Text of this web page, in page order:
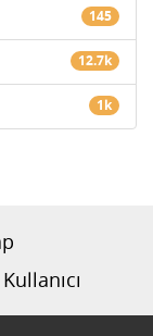
145
12.7k
1k
Kullanıcı